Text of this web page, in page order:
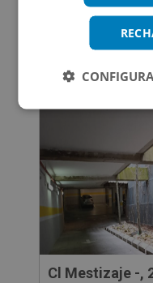
Cl Mestizaje -,